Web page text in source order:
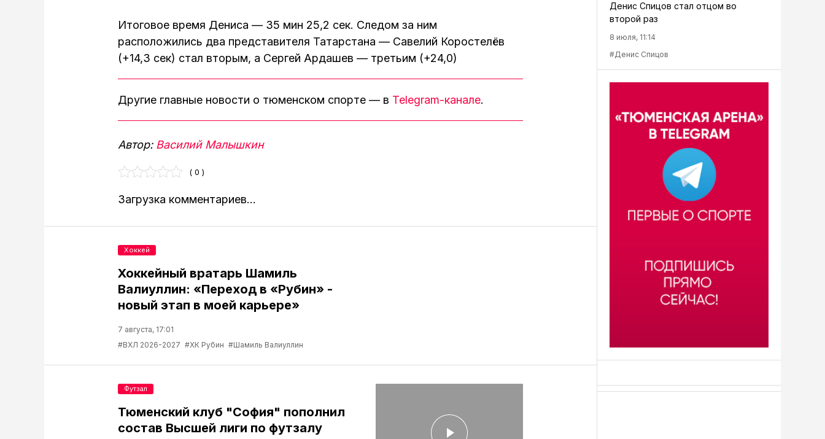
Итоговое время Дениса — 35 мин 25,2 сек. Следом за ним
расположились два представителя Татарстана — Савелий Коростелёв
(+14,3 сек) стал вторым, а Сергей Ардашев — третьим (+24,0)
Другие главные новости о тюменском спорте — в Telegram-канале.
Автор: Василий Малышкин
( 0 )
Загрузка комментариев...
Хоккейный вратарь Шамиль
Валиуллин: «Переход в «Рубин» -
новый этап в моей карьере»
7 августа, 17:01
#ВХЛ 2026-2027 #ХК Рубин #Шамиль Валиуллин
Хоккей
Тюменский клуб "София" пополнил
состав Высшей лиги по футзалу
Футзал
Денис Спицов стал отцом во
второй раз
8 июля, 11:14
#Денис Спицов